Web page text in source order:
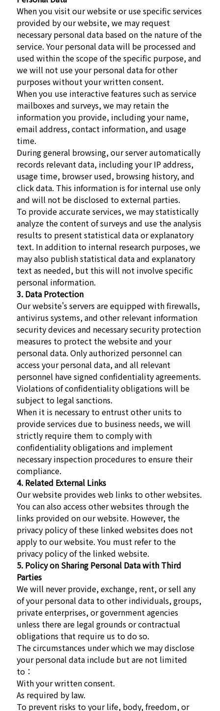
When you visit our website or use specific services
provided by our website, we may request
necessary personal data based on the nature of the
service. Your personal data will be processed and
used within the scope of the specific purpose, and
we will not use your personal data for other
purposes without your written consent.
When you use interactive features such as service
mailboxes and surveys, we may retain the
information you provide, including your name,
email address, contact information, and usage
time.
During general browsing, our server automatically
records relevant data, including your IP address,
usage time, browser used, browsing history, and
click data. This information is for internal use only
and will not be disclosed to external parties.
To provide accurate services, we may statistically
analyze the content of surveys and use the analysis
results to present statistical data or explanatory
text. In addition to internal research purposes, we
may also publish statistical data and explanatory
text as needed, but this will not involve specific
personal information.
3. Data Protection
Our website's servers are equipped with firewalls,
antivirus systems, and other relevant information
security devices and necessary security protection
measures to protect the website and your
personal data. Only authorized personnel can
access your personal data, and all relevant
personnel have signed confidentiality agreements.
Violations of confidentiality obligations will be
subject to legal sanctions.
When it is necessary to entrust other units to
provide services due to business needs, we will
strictly require them to comply with
confidentiality obligations and implement
necessary inspection procedures to ensure their
compliance.
4. Related External Links
Our website provides web links to other websites.
You can also access other websites through the
links provided on our website. However, the
privacy policy of these linked websites does not
apply to our website. You must refer to the
privacy policy of the linked website.
5. Policy on Sharing Personal Data with Third
Parties
We will never provide, exchange, rent, or sell any
of your personal data to other individuals, groups,
private enterprises, or government agencies
unless there are legal grounds or contractual
obligations that require us to do so.
The circumstances under which we may disclose
your personal data include but are not limited
to：
With your written consent.
As required by law.
To prevent risks to your life, body, freedom, or